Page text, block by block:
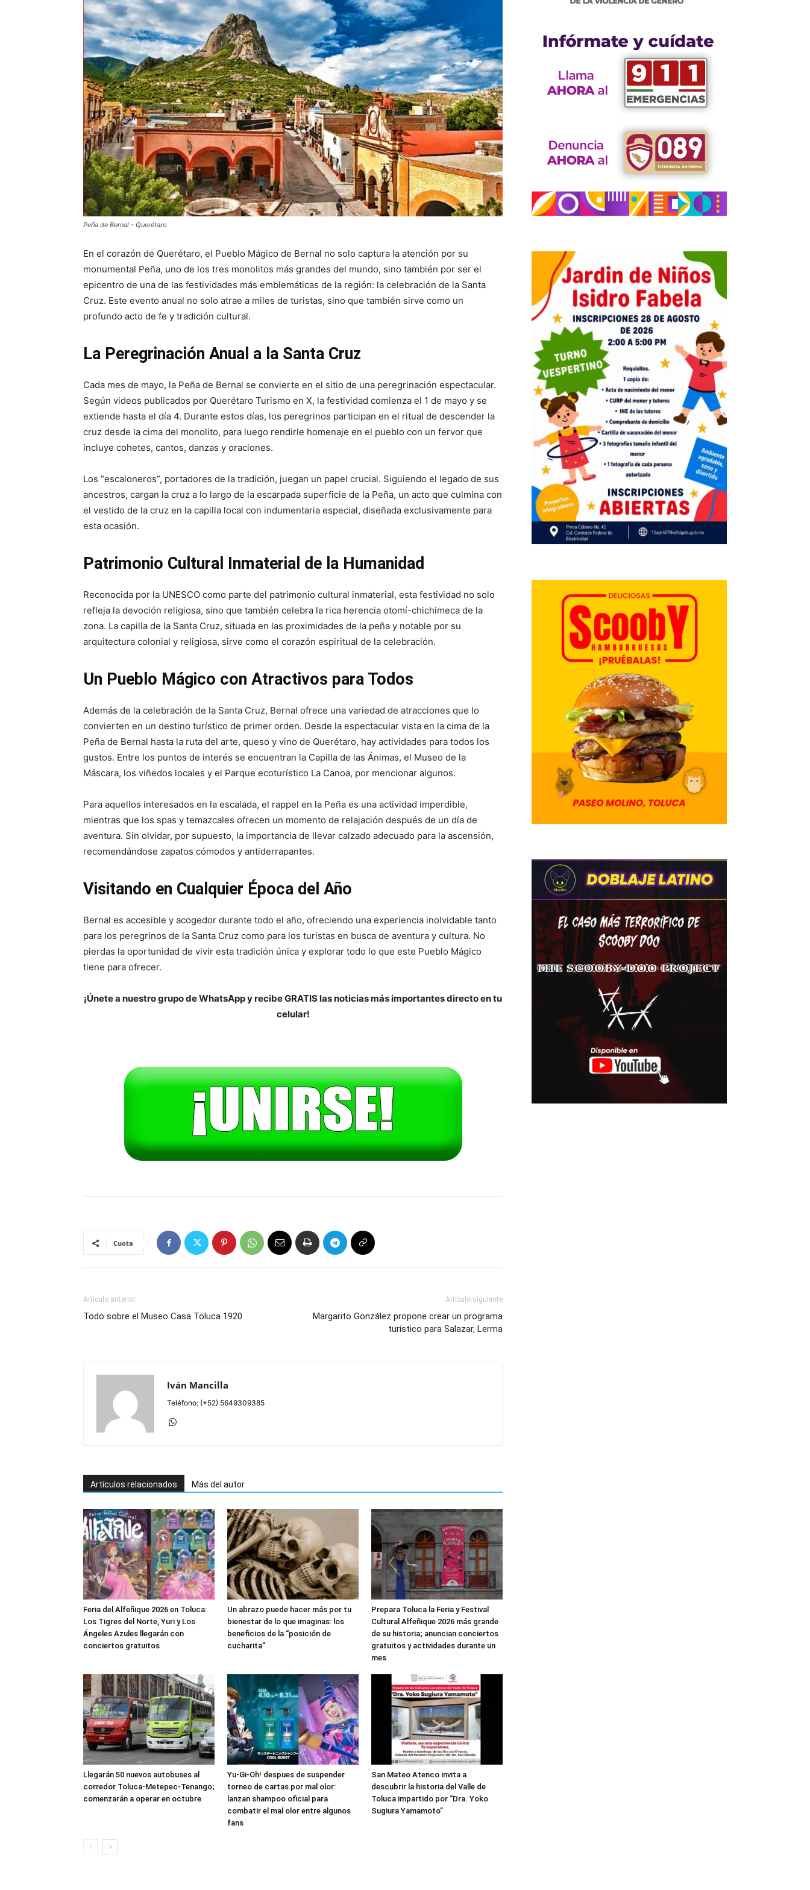
Peña de Bernal - Querétaro
En el corazón de Querétaro, el Pueblo Mágico de Bernal no solo captura la atención por su
monumental Peña, uno de los tres monolitos más grandes del mundo, sino también por ser el
epicentro de una de las festividades más emblemáticas de la región: la celebración de la Santa
Cruz. Este evento anual no solo atrae a miles de turistas, sino que también sirve como un
profundo acto de fe y tradición cultural.
La Peregrinación Anual a la Santa Cruz
Cada mes de mayo, la Peña de Bernal se convierte en el sitio de una peregrinación espectacular.
Según videos publicados por Querétaro Turismo en X, la festividad comienza el 1 de mayo y se
extiende hasta el día 4. Durante estos días, los peregrinos participan en el ritual de descender la
cruz desde la cima del monolito, para luego rendirle homenaje en el pueblo con un fervor que
incluye cohetes, cantos, danzas y oraciones.
Los “escaloneros”, portadores de la tradición, juegan un papel crucial. Siguiendo el legado de sus
ancestros, cargan la cruz a lo largo de la escarpada superficie de la Peña, un acto que culmina con
el vestido de la cruz en la capilla local con indumentaria especial, diseñada exclusivamente para
esta ocasión.
Patrimonio Cultural Inmaterial de la Humanidad
Reconocida por la UNESCO como parte del patrimonio cultural inmaterial, esta festividad no solo
refleja la devoción religiosa, sino que también celebra la rica herencia otomí-chichimeca de la
zona. La capilla de la Santa Cruz, situada en las proximidades de la peña y notable por su
arquitectura colonial y religiosa, sirve como el corazón espiritual de la celebración.
Un Pueblo Mágico con Atractivos para Todos
Además de la celebración de la Santa Cruz, Bernal ofrece una variedad de atracciones que lo
convierten en un destino turístico de primer orden. Desde la espectacular vista en la cima de la
Peña de Bernal hasta la ruta del arte, queso y vino de Querétaro, hay actividades para todos los
gustos. Entre los puntos de interés se encuentran la Capilla de las Ánimas, el Museo de la
Máscara, los viñedos locales y el Parque ecoturístico La Canoa, por mencionar algunos.
Para aquellos interesados en la escalada, el rappel en la Peña es una actividad imperdible,
mientras que los spas y temazcales ofrecen un momento de relajación después de un día de
aventura. Sin olvidar, por supuesto, la importancia de llevar calzado adecuado para la ascensión,
recomendándose zapatos cómodos y antiderrapantes.
Visitando en Cualquier Época del Año
Bernal es accesible y acogedor durante todo el año, ofreciendo una experiencia inolvidable tanto
para los peregrinos de la Santa Cruz como para los turistas en busca de aventura y cultura. No
pierdas la oportunidad de vivir esta tradición única y explorar todo lo que este Pueblo Mágico
tiene para ofrecer.
¡Únete a nuestro grupo de WhatsApp y recibe GRATIS las noticias más importantes directo en tu
celular!
Cuota
Artículo anterior
Todo sobre el Museo Casa Toluca 1920
Artículo siguiente
Margarito González propone crear un programa
turístico para Salazar, Lerma
Iván Mancilla
Teléfono: (+52) 5649309385
Artículos relacionados Más del autor
Feria del Alfeñique 2026 en Toluca:
Los Tigres del Norte, Yuri y Los
Ángeles Azules llegarán con
conciertos gratuitos
Un abrazo puede hacer más por tu
bienestar de lo que imaginas: los
beneficios de la “posición de
cucharita”
Prepara Toluca la Feria y Festival
Cultural Alfeñique 2026 más grande
de su historia; anuncian conciertos
gratuitos y actividades durante un
mes
Llegarán 50 nuevos autobuses al
corredor Toluca-Metepec-Tenango;
comenzarán a operar en octubre
Yu-Gi-Oh! despues de suspender
torneo de cartas por mal olor:
lanzan shampoo oficial para
combatir el mal olor entre algunos
fans
San Mateo Atenco invita a
descubrir la historia del Valle de
Toluca impartido por “Dra. Yoko
Sugiura Yamamoto”